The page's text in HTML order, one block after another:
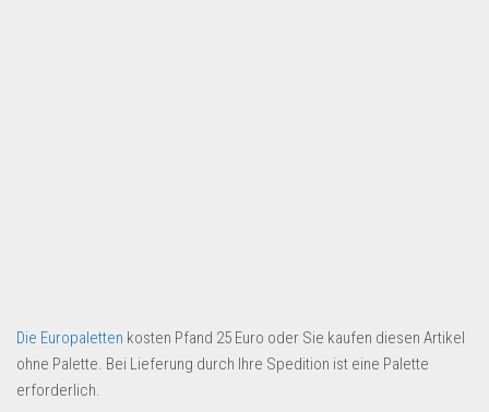
Die Europaletten kosten Pfand 25 Euro oder Sie kaufen diesen Artikel
ohne Palette. Bei Lieferung durch Ihre Spedition ist eine Palette
erforderlich.